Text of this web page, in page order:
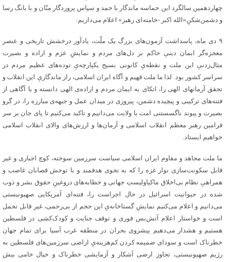
چهاردهمین سالگرد این حماسه ماندگار با حمد و سپاس پروردگار منّان و با بانگ رسا
و دشمن‌شکنِ«الله اکبر -خامنه‌ای رهبر» اعلام می‌داریم:
۹ دی ماه، پاسداشت آزمون‌های بزرگ یک ملّت، یادآور درخشش تاریخی و عنصر
معجزه‌گر ایمان دینیِ حاکم بر دل‌های مردم و نمایشِ عزم و اراده و بصیرت
مثال‌زدنیِ این ملت و نقطه‌یِ کانونی بسیج یکپارچه‌یِ توده‌های عظیم مردم در
سراسر کشور بود. لذا ما ملت فهیم و آگاه ایران اسلامی، راز ماندگاریِ این انقلاب و
تحقق آرمانهای الهی را، اتکای به ایمان مردم و اراده‌ی الهی دانسته و با آگاهی از
فتنه‌های ترکیبی و پیچیده دشمن، پیروزی در میدان عمل و جبهه‌ی مبارزه را، در گرو
بصیرت و پیوند ناگسستنی امت با ولایت می‌دانیم و تاکید می‌کنیم تا پای جان بر سر
فرامین رهبر معظم انقلاب اسلامی و آرمان‌ها و ارزش‌های والای انقلاب اسلامی
خواهیم ایستاد.
ما ملت مجاهد و مقاوم ایران اسلامی سیاست سرزمین سوخته، کوچ اجباری و غیر
قابل سکونت‌سازی نوار غزه را که به نحوی هدفمند و با توحش قصابان غاصب و
همراهیِ نظام بی‌اخلاق ماکیاولیستِ جهانی و خطابه‌های دروغینِ حقوق بشر و ذوب
شده در حیوانیت اسرائیل در حال اجراست را، فتنه‌ای آمریکایی صهیونیستی
می‌دانیم و اعلام می‌کنیم نمایشِ گستاخانه‌یِ این حجم از بی‌رحمی، غیر قابل تحمل
است و خواستار اعلام آتش‌بس فوری و توقف جنایت و کودک‌کشی در فلسطین
هستیم و هشدار می‌دهیم پیشروی بحران در منطقه غرب آسیا برای تمام جهان
خطرناک است و سودای ضمیمه کردن کم‌هزینه‌یِ اراضی سرزمین‌های فلسطین به
رژیم صهیونیستی، تجاوز ارضی آشکار و آزمایشی خطرناک و خیال خامی بیش